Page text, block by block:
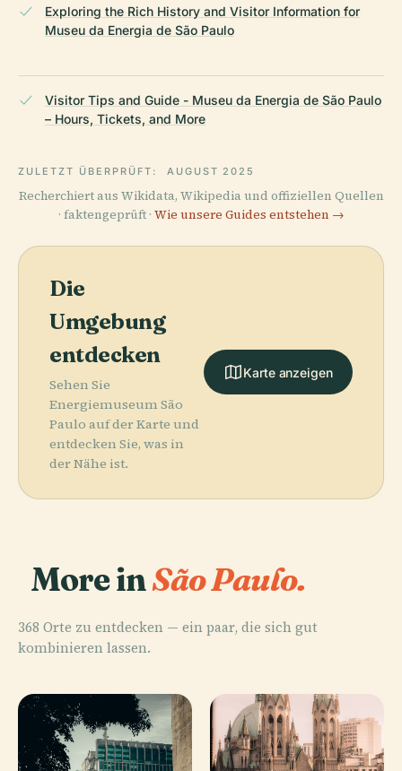
Exploring the Rich History and Visitor Information for
Museu da Energia de São Paulo
Visitor Tips and Guide - Museu da Energia de São Paulo
– Hours, Tickets, and More
ZULETZT ÜBERPRÜFT: AUGUST 2025
Recherchiert aus Wikidata, Wikipedia und offiziellen Quellen
· faktengeprüft · Wie unsere Guides entstehen →
Die
Umgebung
entdecken
Sehen Sie
Energiemuseum São
Paulo auf der Karte und
entdecken Sie, was in
der Nähe ist.
Karte anzeigen
More inSão Paulo.
368 Orte zu entdecken — ein paar, die sich gut
kombinieren lassen.